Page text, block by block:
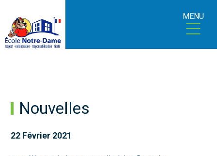
MENU
Nouvelles
22 Février 2021